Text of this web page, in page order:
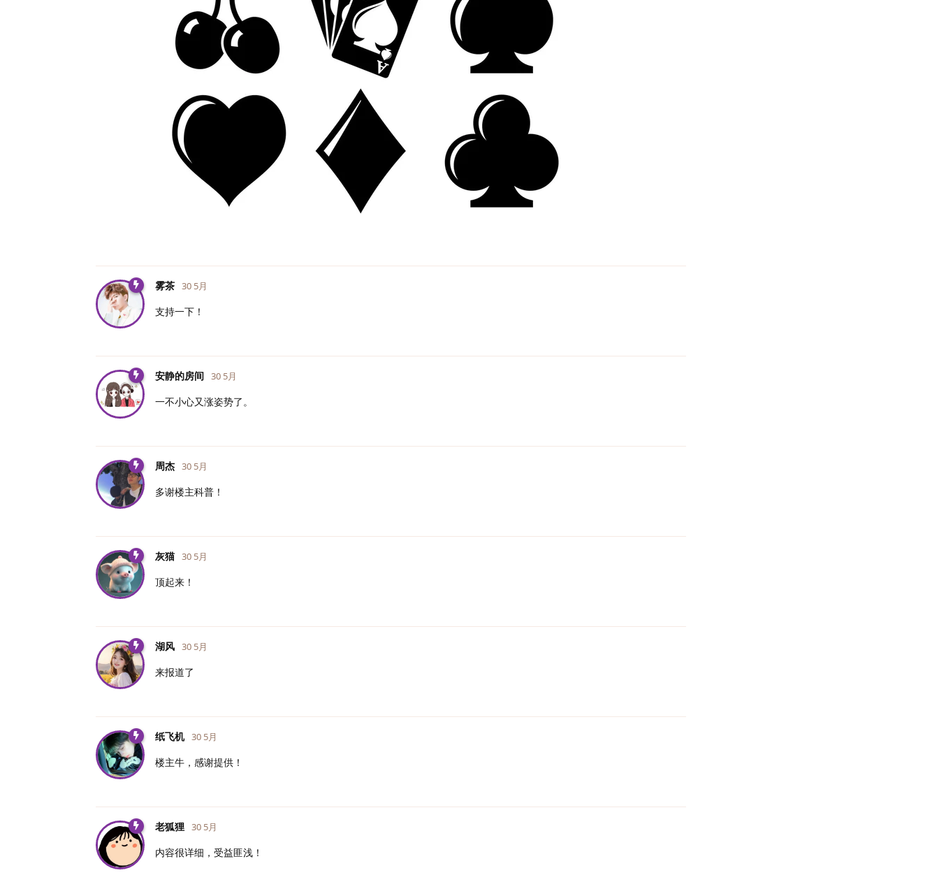
雾茶 30 5月
支持一下！
安静的房间 30 5月
一不小心又涨姿势了。
周杰 30 5月
多谢楼主科普！
灰猫 30 5月
顶起来！
湖风 30 5月
来报道了
纸飞机 30 5月
楼主牛，感谢提供！
老狐狸 30 5月
内容很详细，受益匪浅！